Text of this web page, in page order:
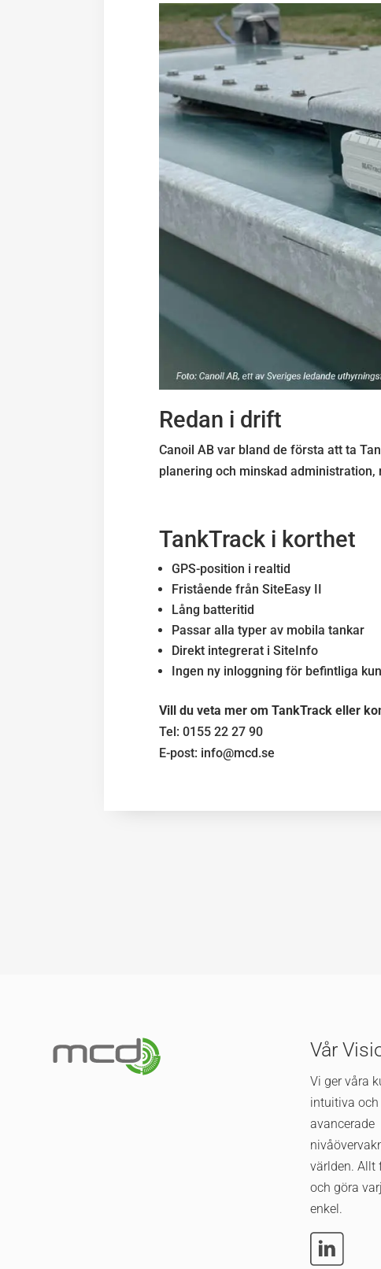
Redan i drift
Canoil AB var bland de första att ta
planering och minskad administration,
TankTrack i korthet
GPS-position i realtid
Fristående från SiteEasy II
Lång batteritid
Passar alla typer av mobila tankar
Direkt integrerat i SiteInfo
Ingen ny inloggning för befintliga
Vill du veta mer om TankTrack eller
Tel: 0155 22 27 90
E-post: info@mcd.se
Vår
Vi ger våra
intuitiva
avancerade
världen. Allt
och göra
enkel.